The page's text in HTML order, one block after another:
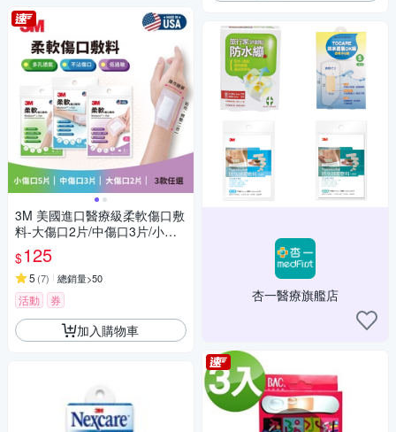
3M 美國進口醫療級柔軟傷口敷
料-大傷口2片/中傷口3片/小傷
口5片(3款任選)
$125
5 (7) 總銷量>50
活動 券
加入購物車
杏一醫療旗艦店